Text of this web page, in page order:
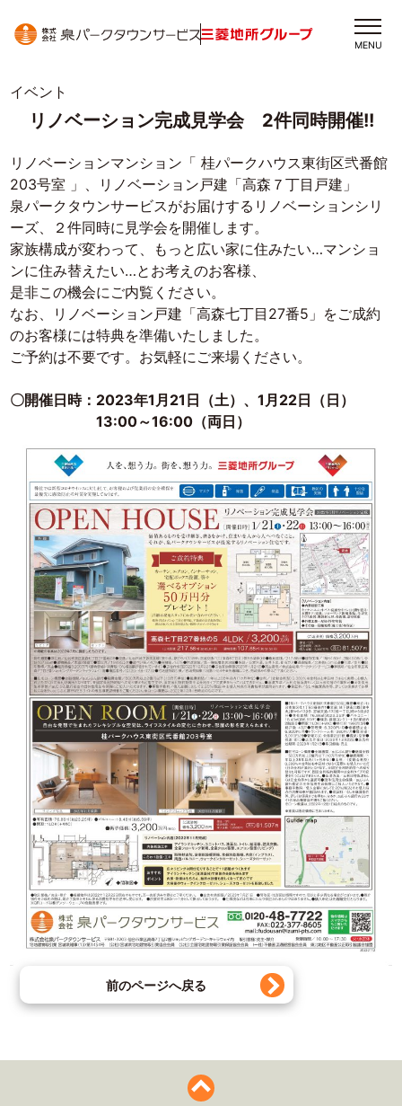
MENU
イベント
リノベーション完成見学会 2件同時開催!!
リノベーションマンション「 桂パークハウス東街区弐番館
203号室 」、リノベーション戸建「高森７丁目戸建」
泉パークタウンサービスがお届けするリノベーションシリ
ーズ、２件同時に見学会を開催します。
家族構成が変わって、もっと広い家に住みたい…マンショ
ンに住み替えたい…とお考えのお客様、
是非この機会にご内覧ください。
なお、リノベーション戸建「高森七丁目27番5」をご成約
のお客様には特典を準備いたしました。
ご予約は不要です。お気軽にご来場ください。
〇開催日時：2023年1月21日（土）、1月22日（日）
13:00～16:00（両日）
前のページへ戻る